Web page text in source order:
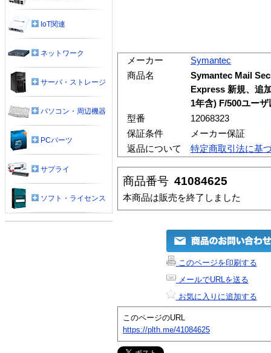
メーカー
Symantec
商品名
Symantec Mail
Express 新規、追
1年含) F/500ユーザ
型番
12068323
保証条件
メーカー保証
返品について
特定商取引法に基
商品番号 41084625
本商品は販売を終了しました
このページを印刷する
メールでURLを送る
お気に入りに追加する
このページのURL
https://plth.me/41084625
IoT関連
ネットワーク
サーバ・ストレージ
パソコン・周辺機器
PCパーツ
サプライ
ソフト・ライセンス